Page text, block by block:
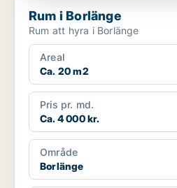
Rum i Borlänge
Rum att hyra i Borlänge
Areal
Ca. 20 m2
Pris pr. md.
Ca. 4 000 kr.
Område
Borlänge